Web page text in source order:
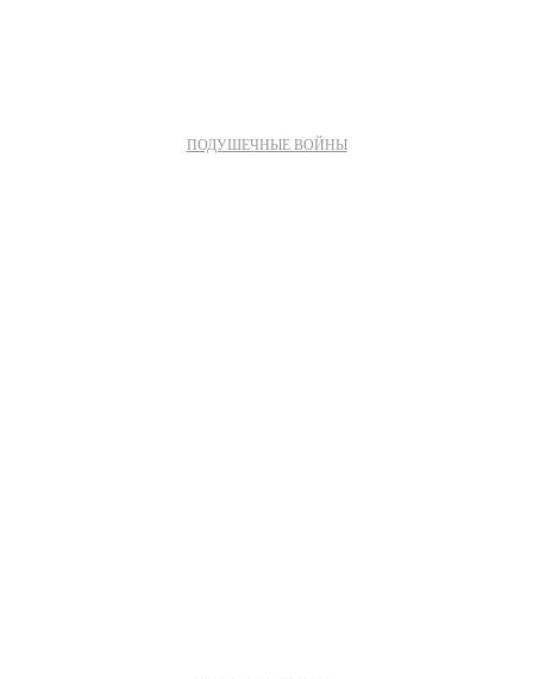
ПОДУШЕЧНЫЕ ВОЙНЫ